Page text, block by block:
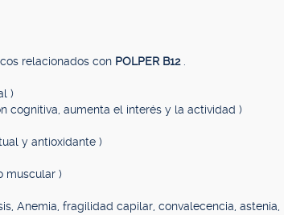
relacionados con POLPER B12
)
cognitiva, aumenta el interés y la actividad )
y antioxidante )
muscular )
Anemia, fragilidad capilar, convalecencia, astenia,